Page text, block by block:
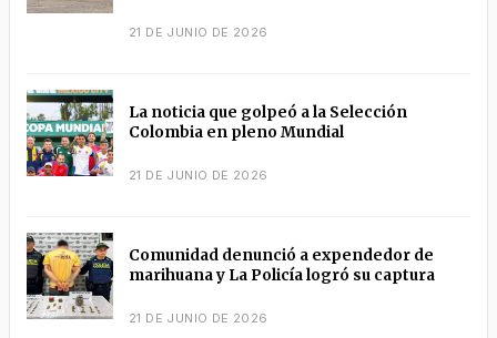
21 DE JUNIO DE 2026
La noticia que golpeó a la Selección
Colombia en pleno Mundial
21 DE JUNIO DE 2026
Comunidad denunció a expendedor de
marihuana y La Policía logró su captura
21 DE JUNIO DE 2026